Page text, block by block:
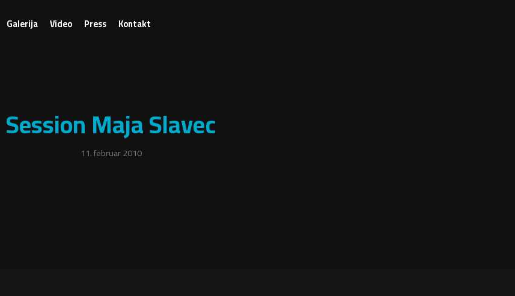
Galerija Video Press Kontakt
Session Maja Slavec
11. februar 2010